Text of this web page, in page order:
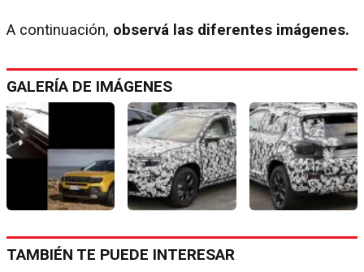
A continuación, observá las diferentes imágenes.
GALERÍA DE IMÁGENES
TAMBIÉN TE PUEDE INTERESAR